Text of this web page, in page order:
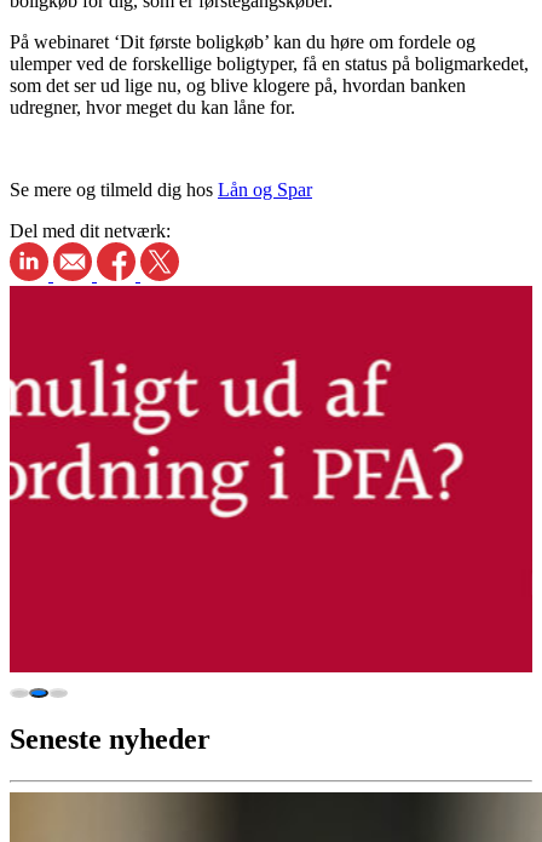
På webinaret ‘Dit første boligkøb’ kan du høre om fordele og
ulemper ved de forskellige boligtyper, få en status på boligmarkedet,
som det ser ud lige nu, og blive klogere på, hvordan banken
udregner, hvor meget du kan låne for.
Se mere og tilmeld dig hos Lån og Spar
Del med dit netværk:
Seneste nyheder